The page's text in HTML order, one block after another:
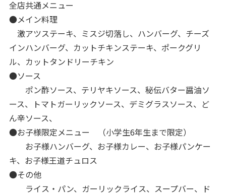
全店共通メニュー
●メイン料理
激アツステーキ、ミスジ切落し、ハンバーグ、チーズ
インハンバーグ、カットチキンステーキ、ポークグリ
ル、カットタンドリーチキン
●ソース
ポン酢ソース、テリヤキソース、秘伝バター醤油ソ
ース、トマトガーリックソース、デミグラスソース、ど
ん辛ソース、
●お子様限定メニュー （小学生6年生まで限定）
お子様ハンバーグ、お子様カレー、お子様パンケー
キ、お子様王道チュロス
●その他
ライス・パン、ガーリックライス、スープバー、ド